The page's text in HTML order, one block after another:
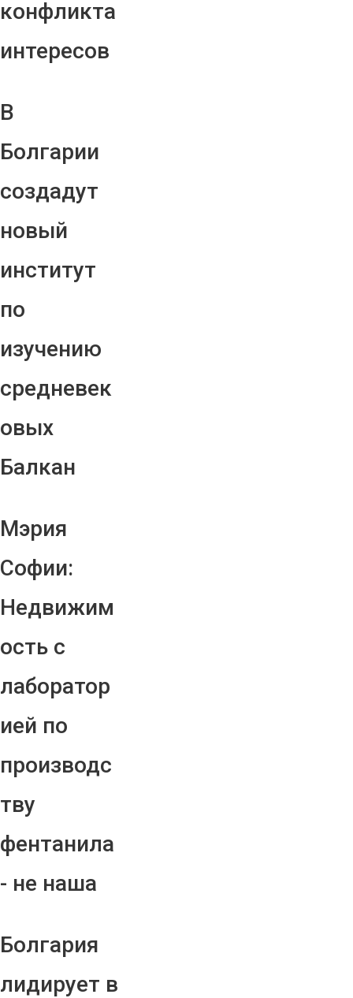
конфликта
интересов
В
Болгарии
создадут
новый
институт
по
изучению
средневек
овых
Балкан
Мэрия
Софии:
Недвижим
ость с
лаборатор
ией по
производс
тву
фентанила
- не наша
Болгария
лидирует в